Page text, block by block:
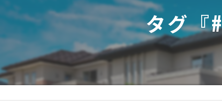
お客様の声
タグ『